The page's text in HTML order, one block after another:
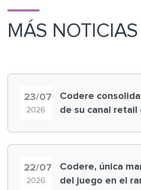
MÁS NOTICIAS
23/07
2026
Codere
de su canal retail
22/07
2026
Codere, única
del juego en el ranking